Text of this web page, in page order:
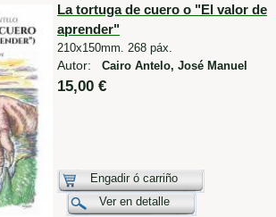
La tortuga de cuero o "El valor de
aprender"
210x150mm. 268 páx.
Autor: Cairo Antelo, José Manuel
15,00 €
Engadir ó carriño
Ver en detalle